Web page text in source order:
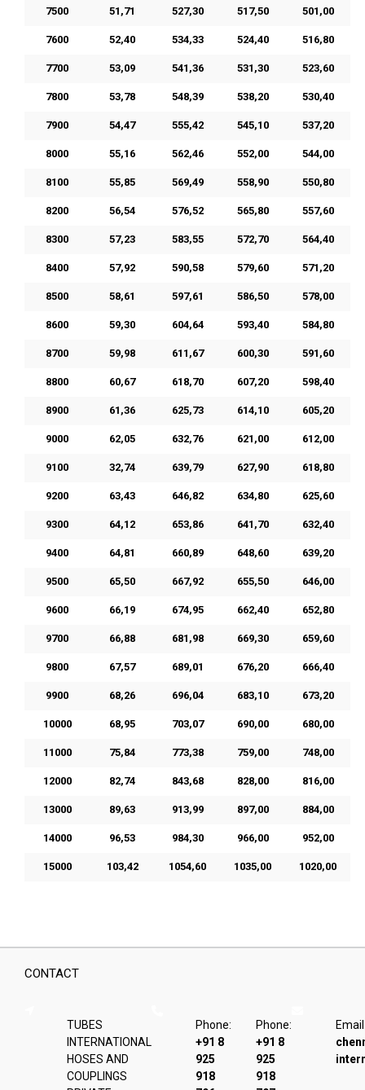
7500 51,71 527,30 517,50 501,00
7600 52,40 534,33 524,40 516,80
7700 53,09 541,36 531,30 523,60
7800 53,78 548,39 538,20 530,40
7900 54,47 555,42 545,10 537,20
8000 55,16 562,46 552,00 544,00
8100 55,85 569,49 558,90 550,80
8200 56,54 576,52 565,80 557,60
8300 57,23 583,55 572,70 564,40
8400 57,92 590,58 579,60 571,20
8500 58,61 597,61 586,50 578,00
8600 59,30 604,64 593,40 584,80
8700 59,98 611,67 600,30 591,60
8800 60,67 618,70 607,20 598,40
8900 61,36 625,73 614,10 605,20
9000 62,05 632,76 621,00 612,00
9100 32,74 639,79 627,90 618,80
9200 63,43 646,82 634,80 625,60
9300 64,12 653,86 641,70 632,40
9400 64,81 660,89 648,60 639,20
9500 65,50 667,92 655,50 646,00
9600 66,19 674,95 662,40 652,80
9700 66,88 681,98 669,30 659,60
9800 67,57 689,01 676,20 666,40
9900 68,26 696,04 683,10 673,20
10000 68,95 703,07 690,00 680,00
11000 75,84 773,38 759,00 748,00
12000 82,74 843,68 828,00 816,00
13000 89,63 913,99 897,00 884,00
14000 96,53 984,30 966,00 952,00
15000 103,42 1054,60 1035,00 1020,00
CONTACT
TUBES
INTERNATIONAL
HOSES AND
COUPLINGS
Phone:
+91 8
925
918
Phone:
+91 8
925
918